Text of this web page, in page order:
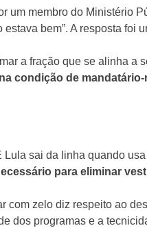
um membro do Ministério
estava bem”. A resposta foi
a fração que se alinha a
condição de
Lula sai da linha quando
para eliminar
com zelo diz respeito ao
dos programas e a